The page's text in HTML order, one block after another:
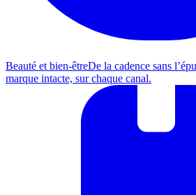
Beauté et bien-êtreDe la cadence sans
marque intacte, sur chaque canal.